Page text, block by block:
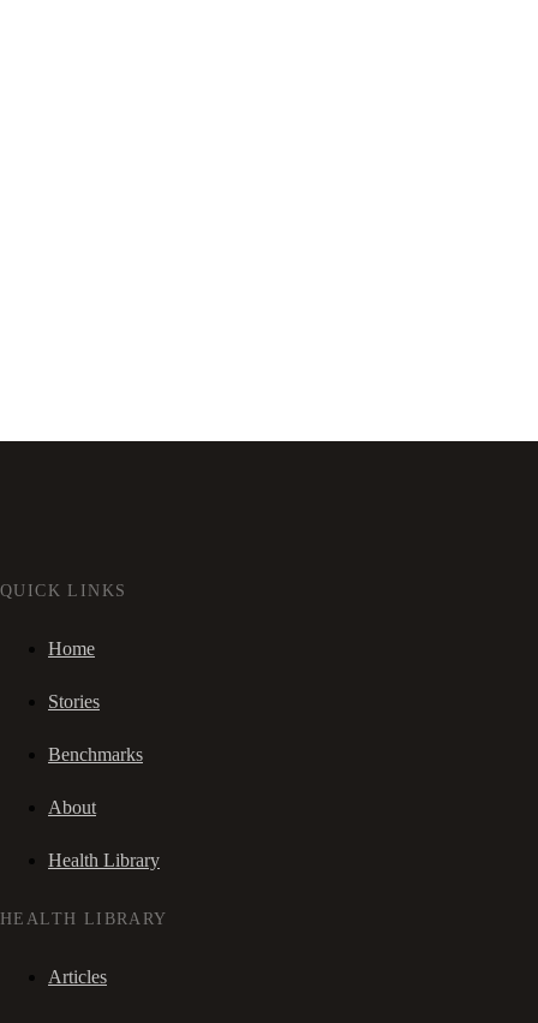
QUICK LINKS
Home
Stories
Benchmarks
About
Health Library
HEALTH LIBRARY
Articles